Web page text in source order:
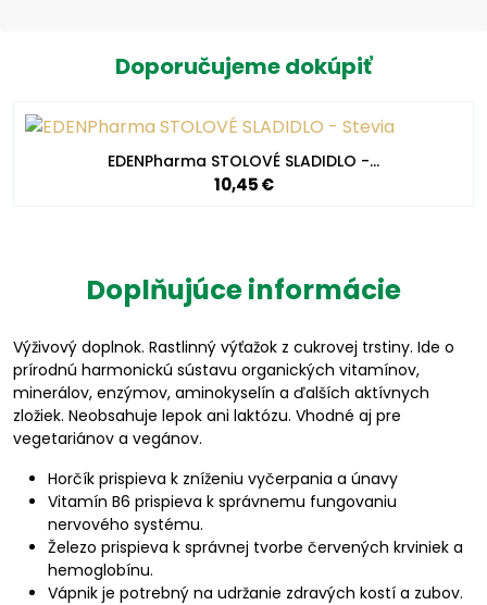
Doporučujeme dokúpiť
EDENPharma STOLOVÉ SLADIDLO -…
10,45 €
Doplňujúce informácie
Výživový doplnok. Rastlinný výťažok z cukrovej trstiny. Ide o
prírodnú harmonickú sústavu organických vitamínov,
minerálov, enzýmov, aminokyselín a ďalších aktívnych
zložiek. Neobsahuje lepok ani laktózu. Vhodné aj pre
vegetariánov a vegánov.
Horčík prispieva k zníženiu vyčerpania a únavy
Vitamín B6 prispieva k správnemu fungovaniu
nervového systému.
Železo prispieva k správnej tvorbe červených krviniek a
hemoglobínu.
Vápnik je potrebný na udržanie zdravých kostí a zubov.